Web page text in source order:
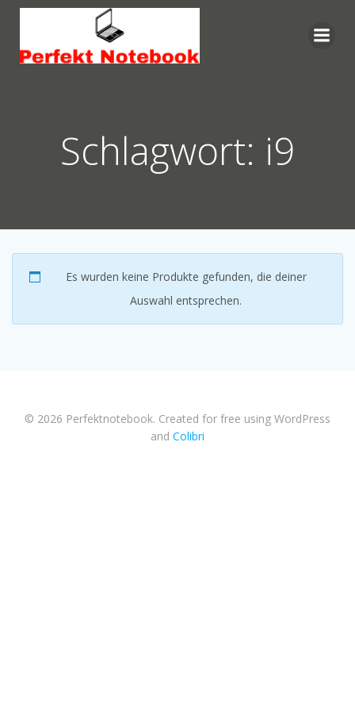
Zum
Schlagwort: i9
Es wurden keine Produkte gefunden, die deiner
Auswahl entsprechen.
© 2026 Perfektnotebook. Created for free using WordPress
and Colibri